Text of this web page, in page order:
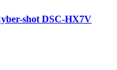
shot DSC-HX7V